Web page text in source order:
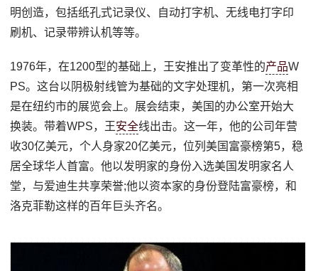
明创造，包括纸孔式记录仪、自动打字机、无线电打字印
刷机、记录带辨认机等等。
1976年，在1200型的基础上，王安推出了变革性的产品W
PS。这台以阴极射线管为基础的文字处理机，第一次亮相
是在纽约市的展览会上。展会结束，美国的办公室开始大
换装。带着WPS，王安全线出击。这一年，他的公司年营
收30亿美元，个人身家20亿美元，位列美国富豪榜第5，稳
居全球华人首富。他以发明家的身份入选美国发明家名人
堂，与爱迪生共享荣誉;他以资本家的身份登陆富豪榜，和
洛克菲勒这样的百年巨头齐名。